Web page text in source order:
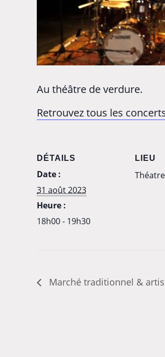
Au théâtre de verdure.
Retrouvez tous les
DÉTAILS
Date :
31 août 2023
Heure :
18h00 - 19h30
LIEU
Marché traditionnel &